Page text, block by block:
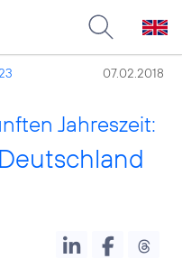
07.02.2018
Jahreszeit: